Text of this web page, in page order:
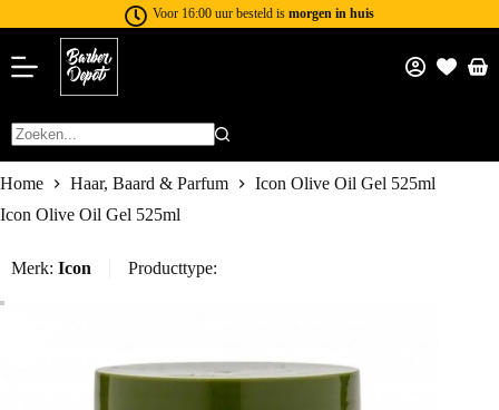
Voor 16:00 uur besteld is morgen in huis
Home Haar, Baard & Parfum
Icon Olive Oil Gel 525ml
Icon Olive Oil Gel 525ml
Merk: Icon Producttype: